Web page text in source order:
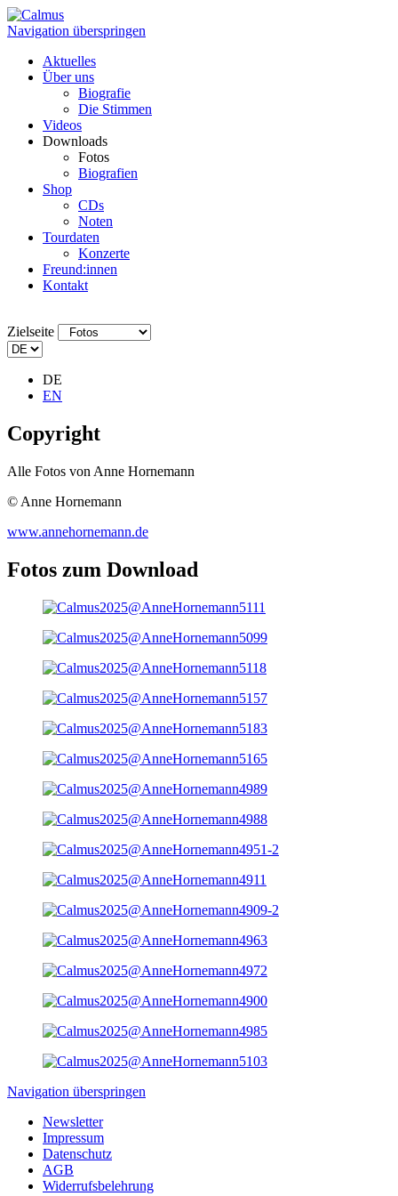
Navigation überspringen
Aktuelles
Über uns
Biografie
Die Stimmen
Videos
Downloads
Fotos
Biografien
Shop
CDs
Noten
Tourdaten
Konzerte
Freund:innen
Kontakt
Zielseite
DE
EN
Copyright
Alle Fotos von Anne Hornemann
© Anne Hornemann
www.annehornemann.de
Fotos zum Download
Navigation überspringen
Newsletter
Impressum
Datenschutz
AGB
Widerrufsbelehrung